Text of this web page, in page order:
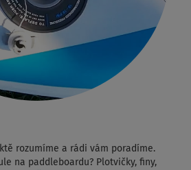
rozumíme a rádi vám poradíme.
na paddleboardu? Plotvičky, finy,